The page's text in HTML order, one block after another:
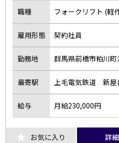
職種 フォークリフト (軽
雇用形態 契約社員
勤務地 群馬県前橋市粕川町
最寄駅 上毛電気鉄道 新
給与 月給230,000円
お気に入り 詳細